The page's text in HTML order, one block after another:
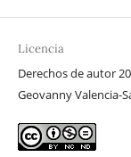
Licencia
Derechos de autor
Geovanny Valencia-